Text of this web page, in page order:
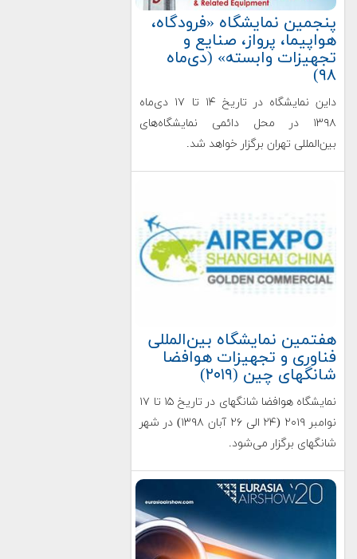
پنجمین نمایشگاه «فرودگاه،
هواپیما، پرواز، صنایع و
تجهیزات وابسته» (دی‌ماه
۹۸)
داین نمایشگاه در تاریخ ۱۴ تا ۱۷ دی‌ماه
۱۳۹۸ در محل دائمی نمایشگاه‌های
بین‌المللی تهران برگزار خواهد شد.
هفتمین نمایشگاه بین‌المللی
فناوری و تجهیزات هوافضا
شانگهای چین (۲۰۱۹)
نمایشگاه هوافضا شانگهای در تاریخ ۱۵ تا ۱۷
نوامبر ۲۰۱۹ (۲۴ الی ۲۶ آبان ۱۳۹۸) در شهر
شانگهای برگزار می‌شود.